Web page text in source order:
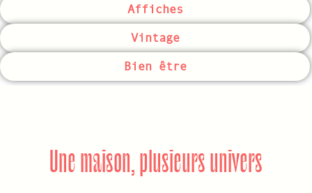
Affiches
Vintage
Bien être
Une maison, plusieurs univers